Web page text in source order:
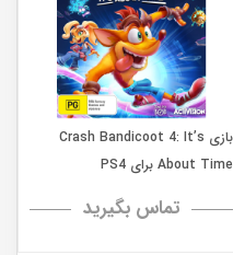
بازی Crash Bandicoot 4: It’s
About Time برای PS4
تماس بگیرید